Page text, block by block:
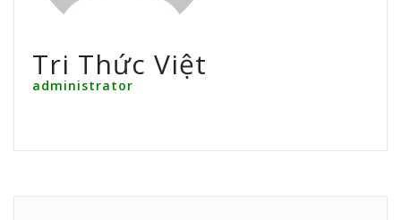
Tri Thức Việt
administrator